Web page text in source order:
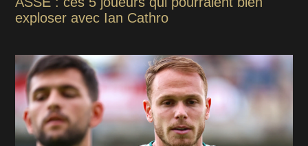
exploser avec Ian Cathro